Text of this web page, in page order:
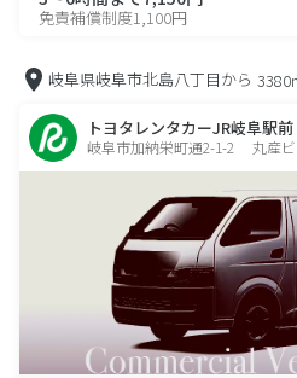
免責補償制度1,100円
岐阜県岐阜市北島八丁目から
トヨタレンタカーJR岐阜駅前
岐阜市加納栄町通2-1-2 丸産